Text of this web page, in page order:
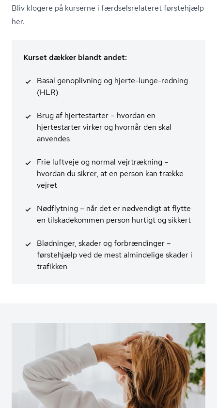
Bliv klogere på kurserne i færds­els­re­la­te­ret førstehjælp
her.
Kurset dækker blandt andet:
Basal genoplivning og hjerte-lunge-redning
(HLR)
Brug af hjertestarter – hvordan en
hjertestarter virker og hvornår den skal
anvendes
Frie luftveje og normal vejrtrækning –
hvordan du sikrer, at en person kan trække
vejret
Nødflytning – når det er nødvendigt at flytte
en tilskadekommen person hurtigt og sikkert
Blødninger, skader og forbrændinger –
førstehjælp ved de mest almindelige skader i
trafikken